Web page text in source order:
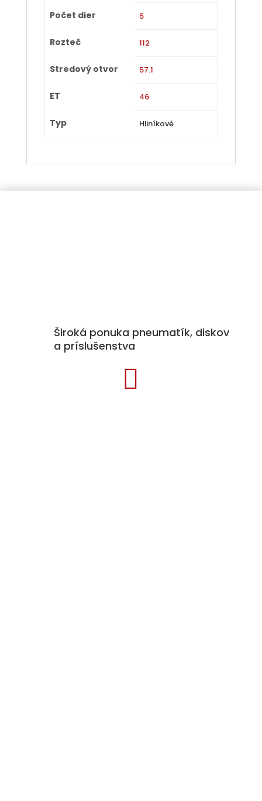
Počet dier 5
Rozteč 112
Stredový otvor 57.1
ET 46
Typ Hliníkové
Široká ponuka pneumatík, diskov
a príslušenstva
